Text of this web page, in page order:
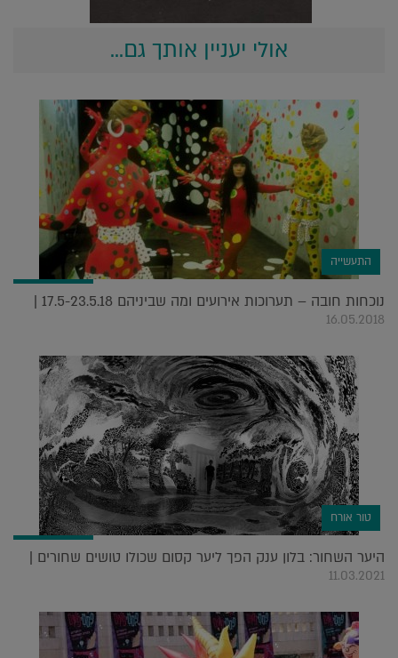
אולי יעניין אותך גם...
התעשייה
נוכחות חובה – תערוכות אירועים ומה שביניהם 17.5-23.5.18 |
16.05.2018
טור אורח
היער השחור: בלון ענק הפך ליער קסום שכולו טושים שחורים |
11.03.2021